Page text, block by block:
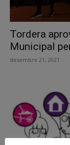
Tordera
Municipal
desembre 21, 2021